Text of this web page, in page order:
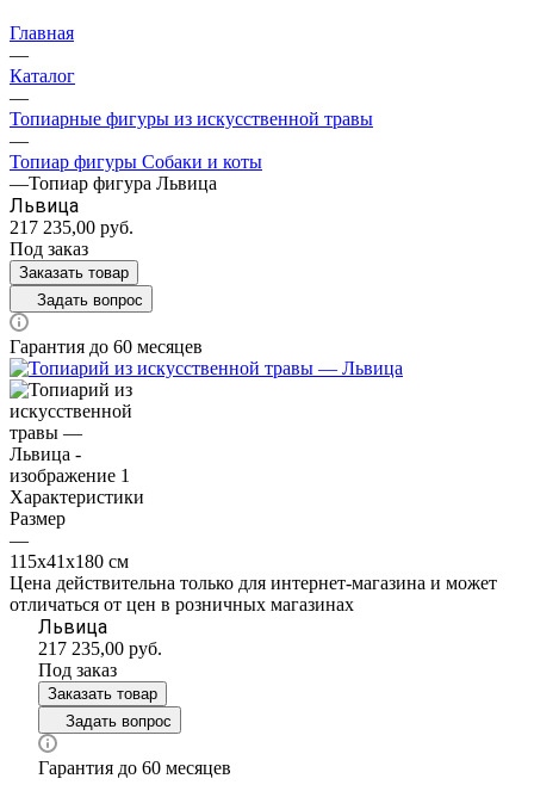
Главная
—
Каталог
—
Топиарные фигуры из искусственной травы
—
Топиар фигуры Собаки и коты
—Топиар фигура Львица
Львица
217 235,00 руб.
Под заказ
Заказать товар
Задать вопрос
Гарантия до 60 месяцев
Характеристики
Размер
—
115х41х180 см
Цена действительна только для интернет-магазина и может
отличаться от цен в розничных магазинах
Львица
217 235,00 руб.
Под заказ
Заказать товар
Задать вопрос
Гарантия до 60 месяцев